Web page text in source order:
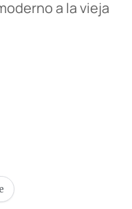
a la vieja